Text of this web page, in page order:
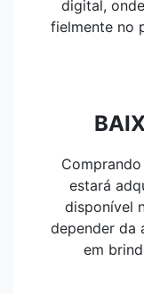
digital,
fielmente no
estará
disponível
depender da
em